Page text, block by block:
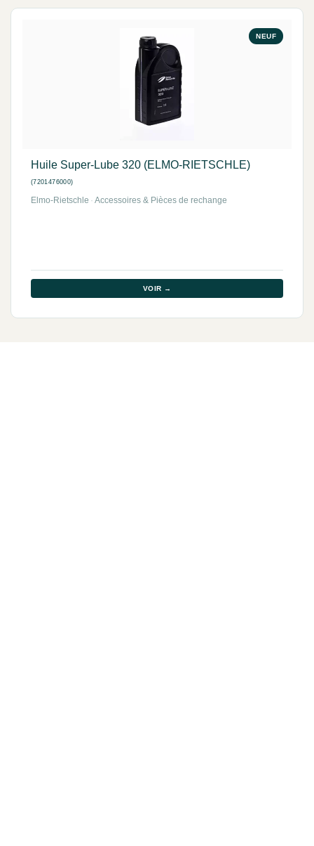
NEUF
Huile Super-Lube 320 (ELMO-RIETSCHLE)
(7201476000)
Elmo-Rietschle · Accessoires & Pièces de rechange
VOIR →